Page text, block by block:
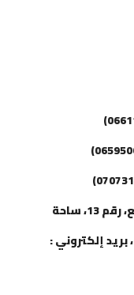
بلبريس، رقم 6، زنقة بيروت، الطابق الرابع، رقم 13، ساحة
المامونية، الرباط ، هاتف : 0530285088 ، بريد إلكتروني :